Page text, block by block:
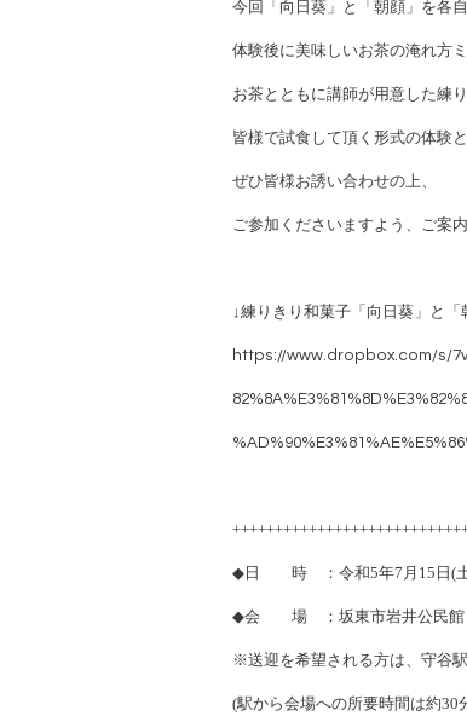
今回「向日葵」と「朝顔」を各自
体験後に美味しいお茶の淹れ方
お茶とともに講師が用意した練
皆様で試食して頂く形式の体験
ぜひ皆様お誘い合わせの上、
ご参加くださいますよう、ご案
↓練りきり和菓子「向日葵」と
https://www.dropbox.com/s/
◆ 日 時 ：令和5年7 月 15 日 (
◆会 場 ：坂東市岩井公民館
※送迎を希望される方は、守谷
(駅から会場への所要時間は約30